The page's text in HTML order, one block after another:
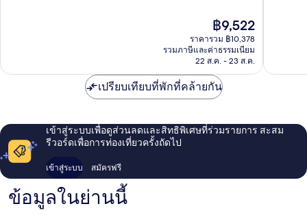
ราคา
ปัจจุบัน
คือ
฿9,522
฿9,522
ราคารวม ฿10,378
รวมภาษีและค่าธรรมเนียม
22 ส.ค. - 23 ส.ค.
เปรียบเทียบที่พักที่คล้ายกัน
เข้าสู่ระบบเพื่อดูส่วนลดและสิทธิพิเศษที่ร่วมรายการ สะสม
รีวอร์ดเพื่อการท่องเที่ยวครั้งถัดไป
เข้าสู่ระบบ สมัครฟรี
ข้อมูลในย่านนี้